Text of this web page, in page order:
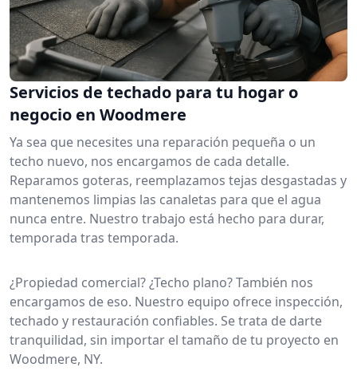
Servicios de techado para tu hogar o
negocio en Woodmere
Ya sea que necesites una reparación pequeña o un
techo nuevo, nos encargamos de cada detalle.
Reparamos goteras, reemplazamos tejas desgastadas y
mantenemos limpias las canaletas para que el agua
nunca entre. Nuestro trabajo está hecho para durar,
temporada tras temporada.
¿Propiedad comercial? ¿Techo plano? También nos
encargamos de eso. Nuestro equipo ofrece inspección,
techado y restauración confiables. Se trata de darte
tranquilidad, sin importar el tamaño de tu proyecto en
Woodmere, NY.